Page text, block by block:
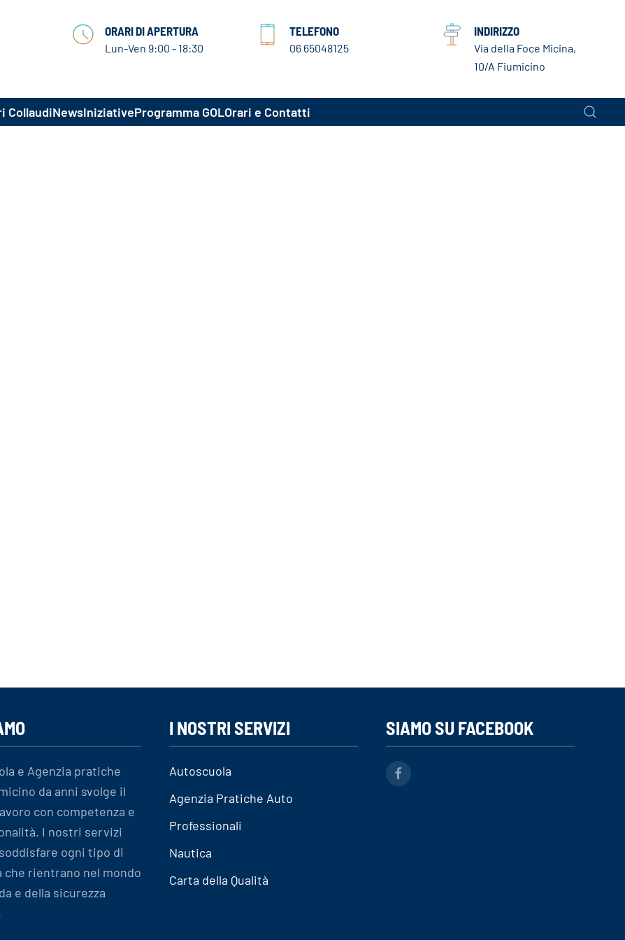
ORARI DI APERTURA
Lun-Ven 9:00 - 18:30
TELEFONO
06 65048125
INDIRIZZO
Via della Foce Micina,
10/A Fiumicino
CollaudiNewsIniziativeProgramma GOLOrari e Contatti
e Agenzia pratiche
da anni svolge il
con competenza e
I nostri servizi
ogni tipo di
che rientrano nel mondo
e della sicurezza
I NOSTRI SERVIZI
Autoscuola
Agenzia Pratiche Auto
Professionali
Nautica
Carta della Qualità
SIAMO SU FACEBOOK